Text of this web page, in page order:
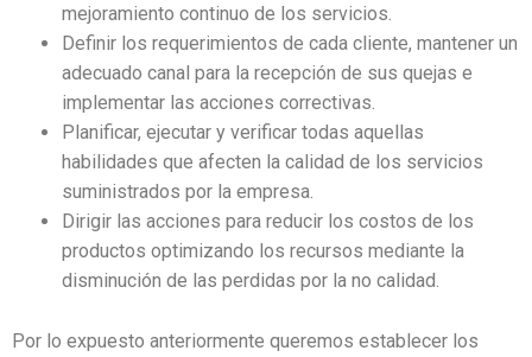
mejoramiento continuo de los servicios.
Definir los requerimientos de cada cliente, mantener un
adecuado canal para la recepción de sus quejas e
implementar las acciones correctivas.
Planificar, ejecutar y verificar todas aquellas
habilidades que afecten la calidad de los servicios
suministrados por la empresa.
Dirigir las acciones para reducir los costos de los
productos optimizando los recursos mediante la
disminución de las perdidas por la no calidad.
Por lo expuesto anteriormente queremos establecer los